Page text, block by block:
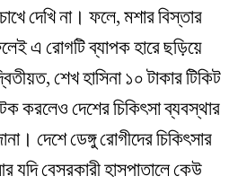
দেখি না। ফলে, মশার বিস্তার
এ রোগটি ব্যাপক হারে ছড়িয়ে
শেখ হাসিনা ১০ টাকার টিকিট
করলেও দেশের চিকিৎসা ব্যবস্থার
দেশে ডেঙ্গু রোগীদের চিকিৎসার
বেসরকারী হাসপাতালে কেউ